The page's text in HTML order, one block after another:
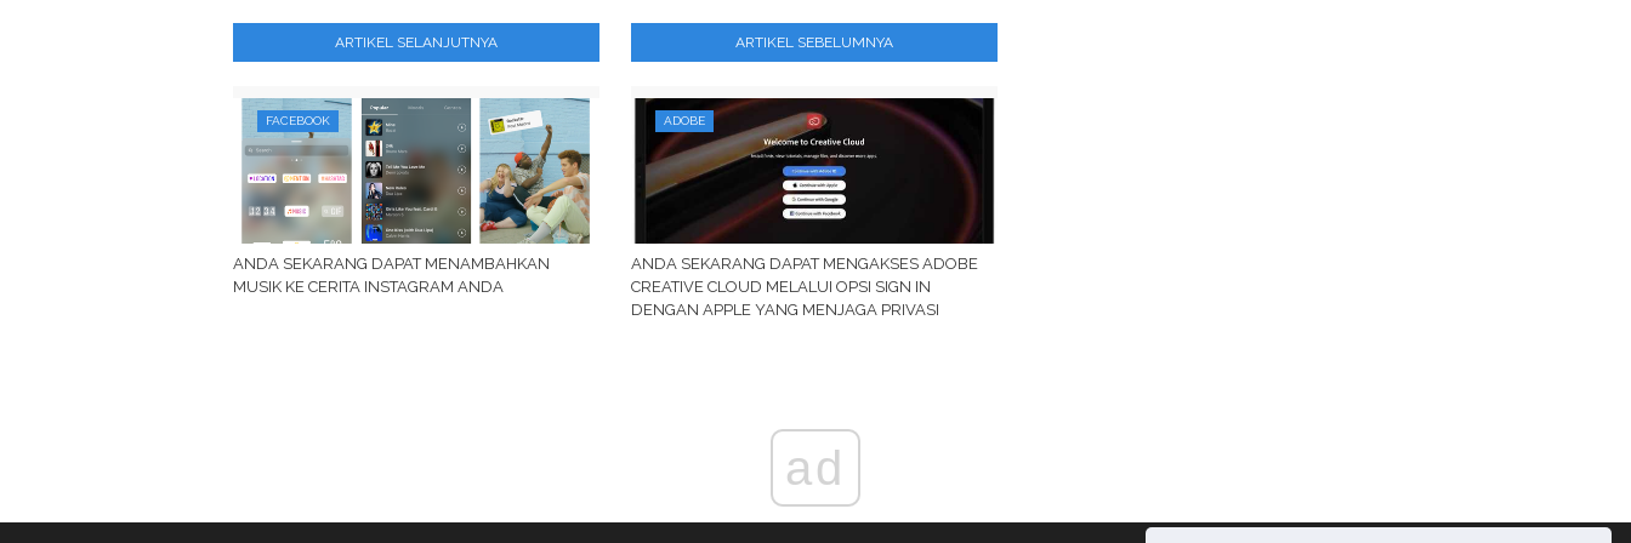
ARTIKEL SELANJUTNYA
FACEBOOK
ANDA SEKARANG DAPAT MENAMBAHKAN
MUSIK KE CERITA INSTAGRAM ANDA
ARTIKEL SEBELUMNYA
ADOBE
ANDA SEKARANG DAPAT MENGAKSES ADOBE
CREATIVE CLOUD MELALUI OPSI SIGN IN
DENGAN APPLE YANG MENJAGA PRIVASI
ad